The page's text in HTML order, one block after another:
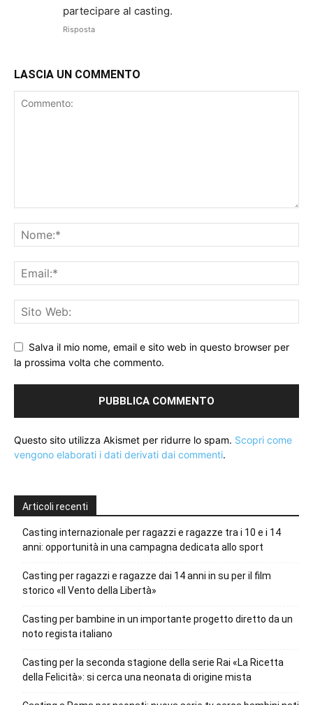
partecipare al casting.
Risposta
LASCIA UN COMMENTO
Salva il mio nome, email e sito web in questo browser per
la prossima volta che commento.
Questo sito utilizza Akismet per ridurre lo spam. Scopri come
vengono elaborati i dati derivati dai commenti.
Articoli recenti
Casting internazionale per ragazzi e ragazze tra i 10 e i 14
anni: opportunità in una campagna dedicata allo sport
Casting per ragazzi e ragazze dai 14 anni in su per il film
storico «Il Vento della Libertà»
Casting per bambine in un importante progetto diretto da un
noto regista italiano
Casting per la seconda stagione della serie Rai «La Ricetta
della Felicità»: si cerca una neonata di origine mista